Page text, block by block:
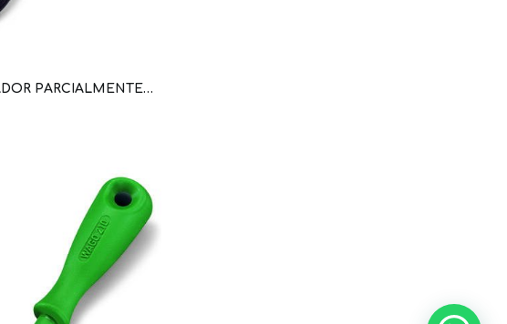
DESTORNILLADOR PARCIALMENTE AISLADO; HOJA (2,5 X 0,4) MM; CORTO; ACODADA (WAG100147 / 210-648)